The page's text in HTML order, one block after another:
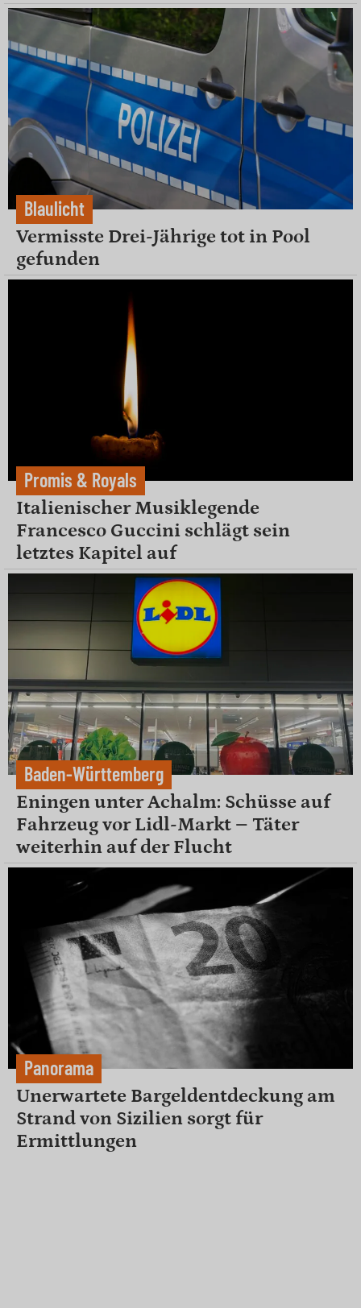
Blaulicht
Vermisste Drei-Jährige tot in Pool
gefunden
Promis & Royals
Italienischer Musiklegende
Francesco Guccini schlägt sein
letztes Kapitel auf
Baden-Württemberg
Eningen unter Achalm: Schüsse auf
Fahrzeug vor Lidl-Markt – Täter
weiterhin auf der Flucht
Panorama
Unerwartete Bargeldentdeckung am
Strand von Sizilien sorgt für
Ermittlungen